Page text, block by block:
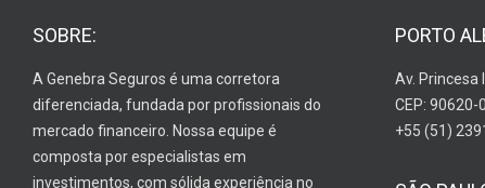
SOBRE:
A Genebra Seguros é uma corretora
diferenciada, fundada por profissionais do
mercado financeiro. Nossa equipe é
composta por especialistas em
investimentos, com sólida experiência no
PORTO
Av. Princesa
CEP: 90620-
+55 (51)